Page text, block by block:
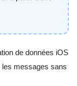
de données iOS
messages sans